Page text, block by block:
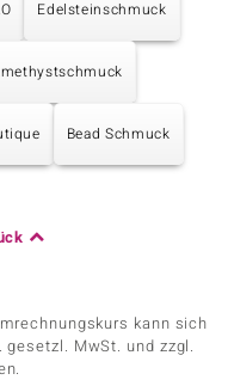
Edelsteinschmuck
Bead Schmuck
kann sich
MwSt. und zzgl.